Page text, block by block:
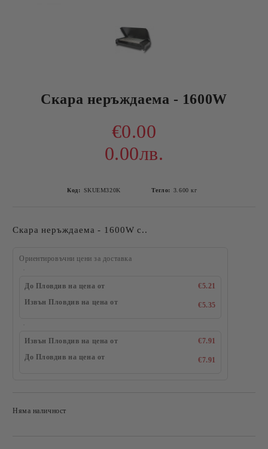
Скара неръждаема - 1600W
€0.00
0.00лв.
Код: SKUEM320K Тегло: 3.600 кг
Скара неръждаема - 1600W с..
Ориентировъчни цени за доставка
До Пловдив на цена от
€5.21
Извън Пловдив на цена от
€5.35
Извън Пловдив на цена от
€7.91
До Пловдив на цена от
€7.91
Няма наличност